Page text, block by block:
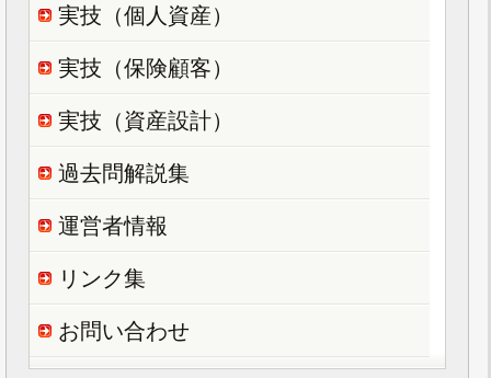
実技（個人資産）
実技（保険顧客）
実技（資産設計）
過去問解説集
運営者情報
リンク集
お問い合わせ